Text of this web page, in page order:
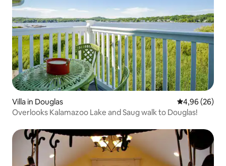
Villa in Douglas Gemiddelde
4,96 (26)
Overlooks Kalamazoo Lake and Saug walk to Douglas!